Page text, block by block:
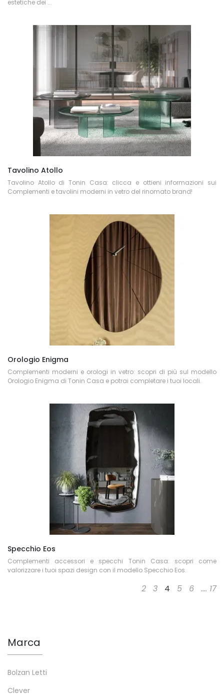
estetiche dei ...
Tavolino Atollo
Tavolino Atollo di Tonin Casa: clicca e ottieni informazioni sui
Complementi e tavolini moderni in vetro del rinomato brand!
Orologio Enigma
Complementi moderni e orologi in vetro: scopri di più sul modello
Orologio Enigma di Tonin Casa e potrai completare i tuoi locali.
Specchio Eos
Complementi accessori e specchi Tonin Casa: scopri come
valorizzare i tuoi spazi design con il modello Specchio Eos.
2 3 4 5 6 .... 17
Marca
Bolzan Letti
Clever